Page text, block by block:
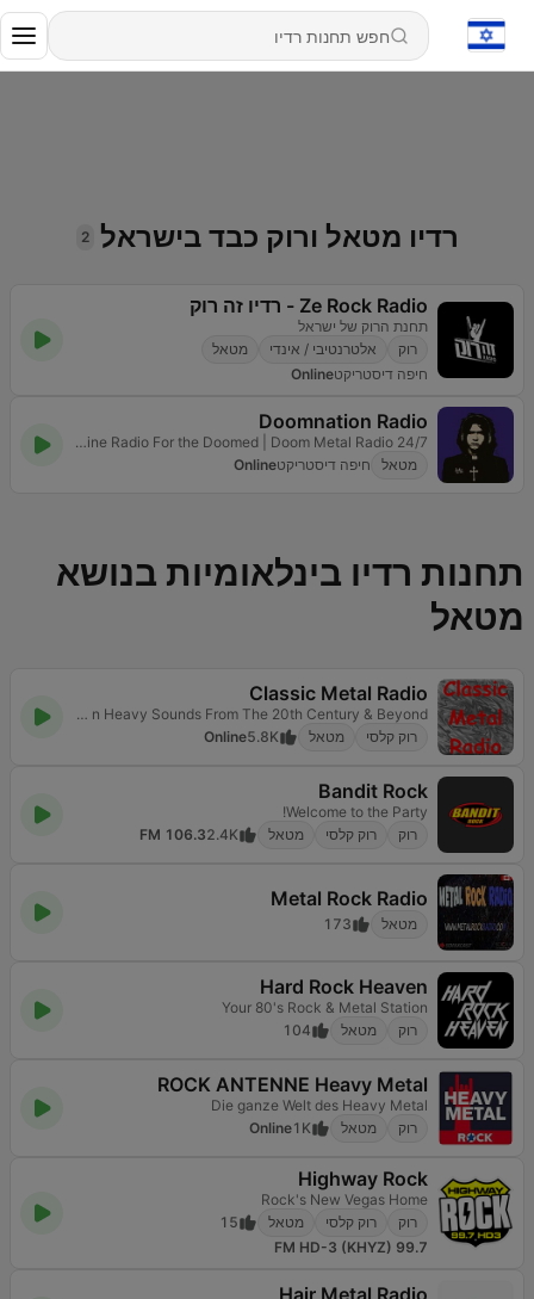
רדיו מטאל ורוק כבד בישראל 2
Ze Rock Radio - רדיו זה רוק
תחנת הרוק של ישראל
רוק
אלטרנטיבי / אינדי
מטאל
חיפה דיסטריקטOnline
Doomnation Radio
24/7 Online Radio For the Doomed | Doom Metal Radio
מטאל
חיפה דיסטריקטOnline
תחנות רדיו בינלאומיות בנושא
מטאל
Classic Metal Radio
Hard n Heavy Sounds From The 20th Century & Beyond
רוק קלסי
מטאל 5.8K
Online
Bandit Rock
Welcome to the Party!
רוק
רוק קלסי מטאל 2.4K
106.3 FM
Metal Rock Radio
מטאל 173
Hard Rock Heaven
Your 80's Rock & Metal Station
רוק
מטאל 104
ROCK ANTENNE Heavy Metal
Die ganze Welt des Heavy Metal
רוק
מטאל 1K
Online
Highway Rock
Rock's New Vegas Home
רוק
רוק קלסי מטאל
15
99.7 FM HD-3 (KHYZ)
Hair Metal Radio